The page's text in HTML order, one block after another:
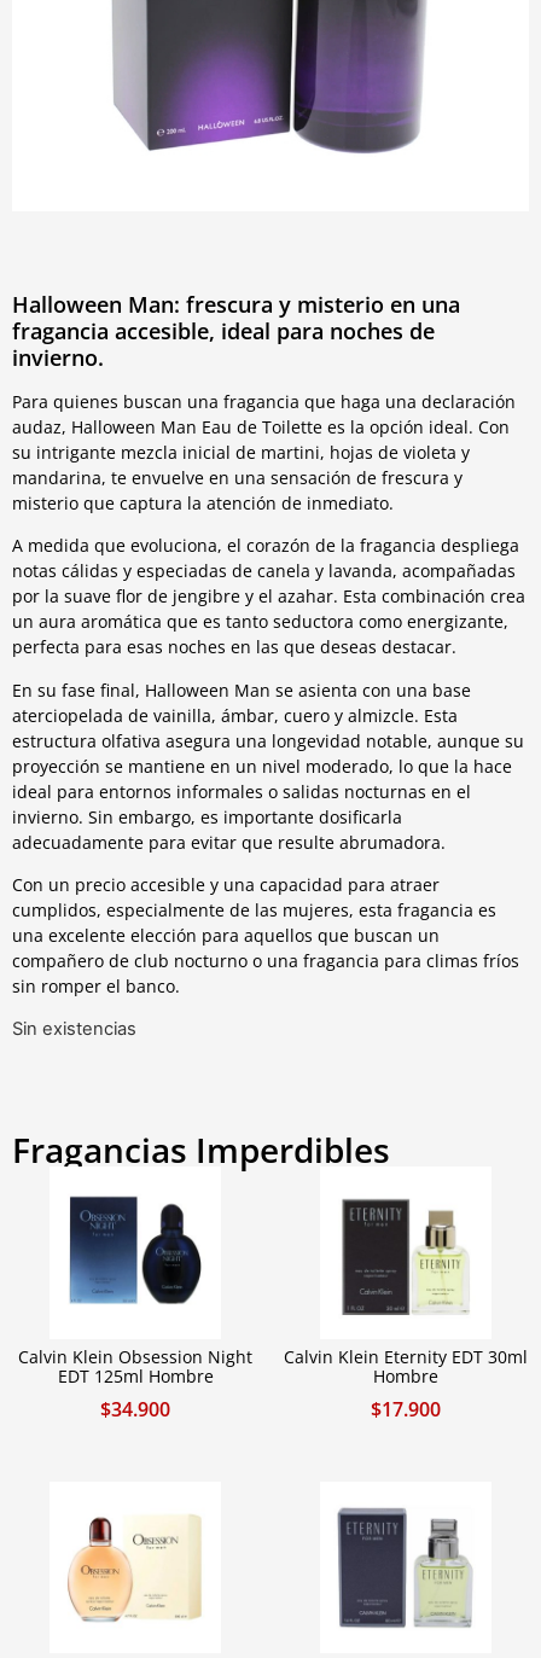
Halloween Man: frescura y misterio en una
fragancia accesible, ideal para noches de
invierno.
Para quienes buscan una fragancia que haga una declaración
audaz, Halloween Man Eau de Toilette es la opción ideal. Con
su intrigante mezcla inicial de martini, hojas de violeta y
mandarina, te envuelve en una sensación de frescura y
misterio que captura la atención de inmediato.
A medida que evoluciona, el corazón de la fragancia despliega
notas cálidas y especiadas de canela y lavanda, acompañadas
por la suave flor de jengibre y el azahar. Esta combinación crea
un aura aromática que es tanto seductora como energizante,
perfecta para esas noches en las que deseas destacar.
En su fase final, Halloween Man se asienta con una base
aterciopelada de vainilla, ámbar, cuero y almizcle. Esta
estructura olfativa asegura una longevidad notable, aunque su
proyección se mantiene en un nivel moderado, lo que la hace
ideal para entornos informales o salidas nocturnas en el
invierno. Sin embargo, es importante dosificarla
adecuadamente para evitar que resulte abrumadora.
Con un precio accesible y una capacidad para atraer
cumplidos, especialmente de las mujeres, esta fragancia es
una excelente elección para aquellos que buscan un
compañero de club nocturno o una fragancia para climas fríos
sin romper el banco.
Sin existencias
Fragancias Imperdibles
Calvin Klein Obsession Night
EDT 125ml Hombre
$34.900
Calvin Klein Eternity EDT 30ml
Hombre
$17.900